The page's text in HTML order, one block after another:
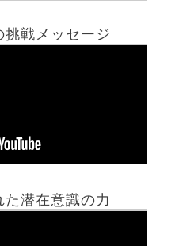
挑戦メッセージ
潜在意識の力